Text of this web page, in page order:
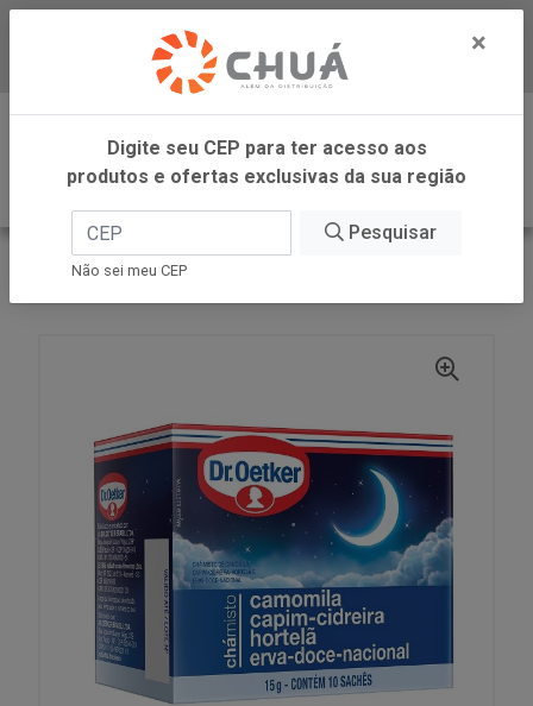
Baixe já nosso APP
0
INÍCIO
DR OETKER BRASIL
×
Digite seu CEP para ter acesso aos
produtos e ofertas exclusivas da sua região
Pesquisar
Não sei meu CEP